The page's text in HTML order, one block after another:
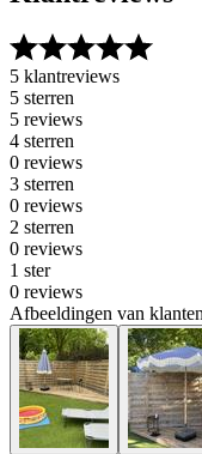
5 klantreviews
5 sterren
5 reviews
4 sterren
0 reviews
3 sterren
0 reviews
2 sterren
0 reviews
1 ster
0 reviews
Afbeeldingen van